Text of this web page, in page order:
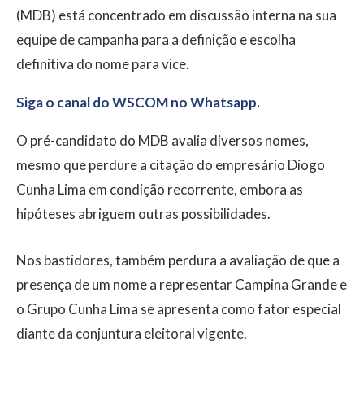
(MDB) está concentrado em discussão interna na sua
equipe de campanha para a definição e escolha
definitiva do nome para vice.
Siga o canal do WSCOM no Whatsapp.
O pré-candidato do MDB avalia diversos nomes,
mesmo que perdure a citação do empresário Diogo
Cunha Lima em condição recorrente, embora as
hipóteses abriguem outras possibilidades.
Nos bastidores, também perdura a avaliação de que a
presença de um nome a representar Campina Grande e
o Grupo Cunha Lima se apresenta como fator especial
diante da conjuntura eleitoral vigente.